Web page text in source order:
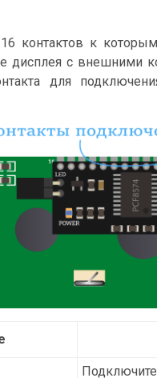
контактов к
дисплея с внешними
для